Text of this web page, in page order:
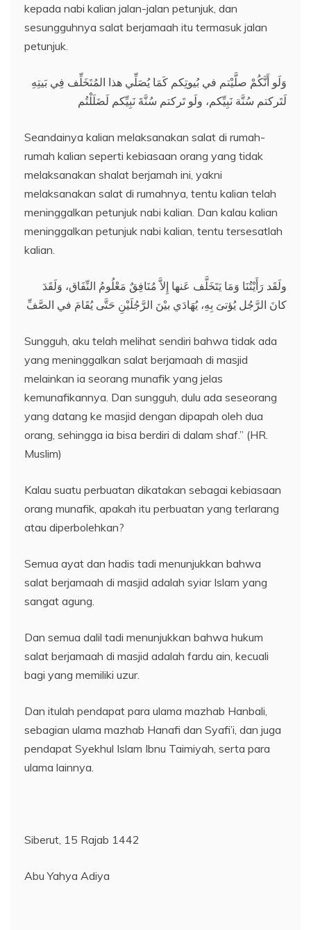
kepada nabi kalian jalan-jalan petunjuk, dan
sesungguhnya salat berjamaah itu termasuk jalan
petunjuk.
وَلَو أَنَّكُمْ صلَّيْتم في بُيوتِكم كَمَا يُصَلِّي هذا المُتَخَلِّف فِي بَيتِهِ
لَتَركتم سُنَّة نَبِيِّكم، ولَو تَركتم سُنَّةَ نَبِيِّكم لَضَلَلْتُم
Seandainya kalian melaksanakan salat di rumah-
rumah kalian seperti kebiasaan orang yang tidak
melaksanakan shalat berjamah ini, yakni
melaksanakan salat di rumahnya, tentu kalian telah
meninggalkan petunjuk nabi kalian. Dan kalau kalian
meninggalkan petunjuk nabi kalian, tentu tersesatlah
kalian.
ولَقَد رَأَيْتُنَا وَمَا يَتَخَلَّف عَنها إِلاَّ مُنَافِقٌ مَعْلُومُ النِّفَاق، وَلَقَدَ
كانَ الرَّجُل يُؤتىَ بِهِ، يُهَادَي بيْنَ الرَّجُلَيْنِ حَتَّى يُقَامَ في الصَّفِّ
Sungguh, aku telah melihat sendiri bahwa tidak ada
yang meninggalkan salat berjamaah di masjid
melainkan ia seorang munafik yang jelas
kemunafikannya. Dan sungguh, dulu ada seseorang
yang datang ke masjid dengan dipapah oleh dua
orang, sehingga ia bisa berdiri di dalam shaf.” (HR.
Muslim)
Kalau suatu perbuatan dikatakan sebagai kebiasaan
orang munafik, apakah itu perbuatan yang terlarang
atau diperbolehkan?
Semua ayat dan hadis tadi menunjukkan bahwa
salat berjamaah di masjid adalah syiar Islam yang
sangat agung.
Dan semua dalil tadi menunjukkan bahwa hukum
salat berjamaah di masjid adalah fardu ain, kecuali
bagi yang memiliki uzur.
Dan itulah pendapat para ulama mazhab Hanbali,
sebagian ulama mazhab Hanafi dan Syafi’i, dan juga
pendapat Syekhul Islam Ibnu Taimiyah, serta para
ulama lainnya.
Siberut, 15 Rajab 1442
Abu Yahya Adiya